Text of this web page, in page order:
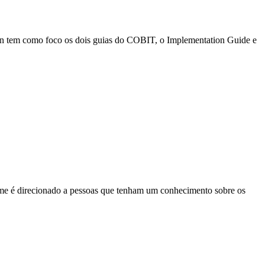
tem como foco os dois guias do COBIT, o Implementation Guide e
é direcionado a pessoas que tenham um conhecimento sobre os